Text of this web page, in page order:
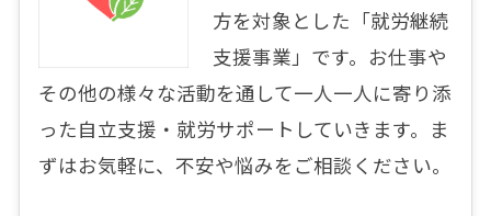
方を対象とした「就労継続
支援事業」です。お仕事や
その他の様々な活動を通して一人一人に寄り添
った自立支援・就労サポートしていきます。ま
ずはお気軽に、不安や悩みをご相談ください。